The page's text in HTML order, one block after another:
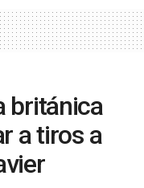
británica
a tiros a